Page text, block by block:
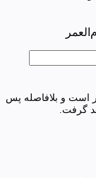
است و بلافاصله پس
گرفت.